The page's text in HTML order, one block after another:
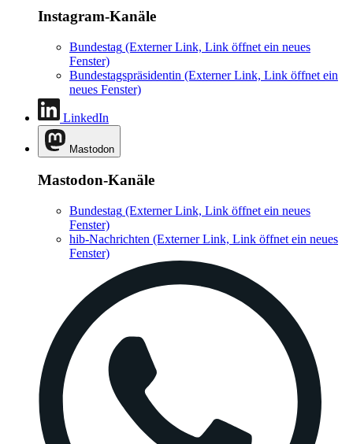
Instagram-Kanäle
Bundestag (Externer Link, Link öffnet ein neues
Fenster)
Bundestagspräsidentin (Externer Link, Link öffnet ein
neues Fenster)
LinkedIn
Mastodon
Mastodon-Kanäle
Bundestag (Externer Link, Link öffnet ein neues
Fenster)
hib-Nachrichten (Externer Link, Link öffnet ein neues
Fenster)